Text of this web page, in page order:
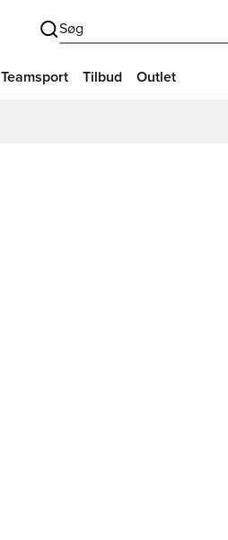
Søg
Teamsport Tilbud Outlet